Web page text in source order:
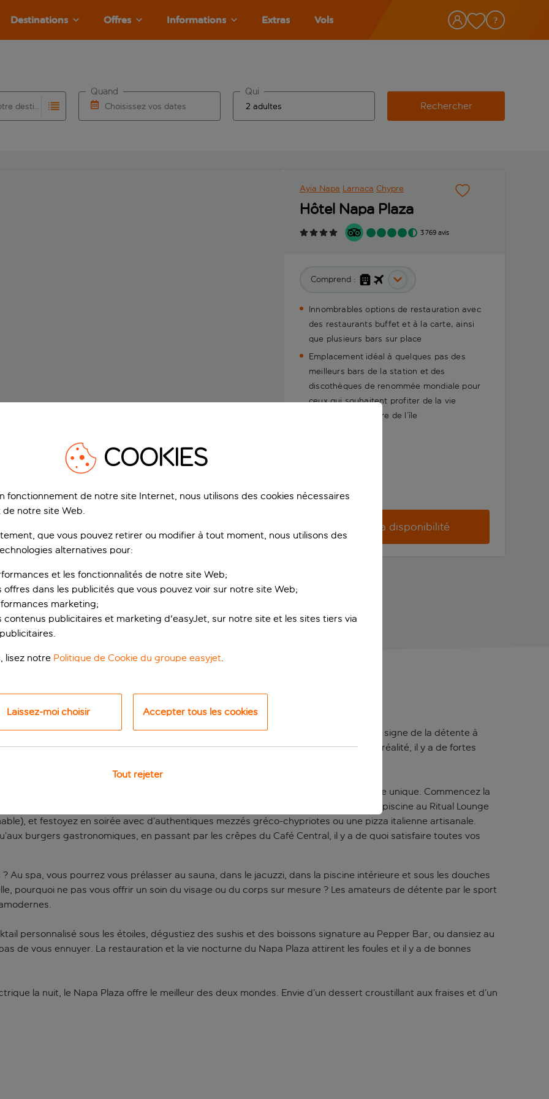
Destinations Offres Informations Extras Vols
Choisissez votre destination Choisissez vos dates
Quand Qui
Rechercher
Ayia Napa Larnaca Chypre
Hôtel Napa Plaza
3 769 avis
Comprend :
Innombrables options de restauration avec
des restaurants buffet et à la carte, ainsi
que plusieurs bars sur place
Emplacement idéal à quelques pas des
meilleurs bars de la station et des
discothèques de renommée mondiale pour
ceux qui souhaitent profiter de la vie
nocturne légendaire de l’île
Vérifier la disponibilité
aux adultes
cet élégant hôtel réservé aux adultes vous propose un séjour placé sous le signe de la détente à
Napa. La plage de sable doré de Limanaki est à seulement 10 minutes à pied. En réalité, il y a de fortes
est un véritable paradis pour les gourmets. Il vous fera vivre une expérience culinaire unique. Commencez la
au Cloisters, puis savourez un déjeuner méditerranéen créatif au bord de la piscine au Ritual Lounge
et festoyez en soirée avec d’authentiques mezzés gréco-chypriotes ou une pizza italienne artisanale.
burgers gastronomiques, en passant par les crêpes du Café Central, il y a de quoi satisfaire toutes vos
Au spa, vous pourrez vous prélasser au sauna, dans le jacuzzi, dans la piscine intérieure et sous les douches
pourquoi ne pas vous offrir un soin du visage ou du corps sur mesure ? Les amateurs de détente par le sport
personnalisé sous les étoiles, dégustiez des sushis et des boissons signature au Pepper Bar, ou dansiez au
de vous ennuyer. La restauration et la vie nocturne du Napa Plaza attirent les foules et il y a de bonnes
la nuit, le Napa Plaza offre le meilleur des deux mondes. Envie d’un dessert croustillant aux fraises et d’un
COOKIES
fonctionnement de notre site Internet, nous utilisons des cookies nécessaires
notre site Web.
que vous pouvez retirer ou modifier à tout moment, nous utilisons des
alternatives pour:
et les fonctionnalités de notre site Web;
offres dans les publicités que vous pouvez voir sur notre site Web;
marketing;
contenus publicitaires et marketing d'easyJet, sur notre site et les sites tiers via
lisez notre Politique de Cookie du groupe easyjet.
Laissez-moi choisir Accepter tous les cookies
Tout rejeter